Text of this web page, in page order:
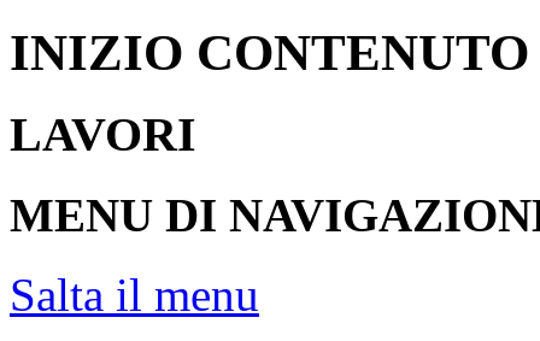
INIZIO CONTENUTO
LAVORI
MENU DI
Salta il menu